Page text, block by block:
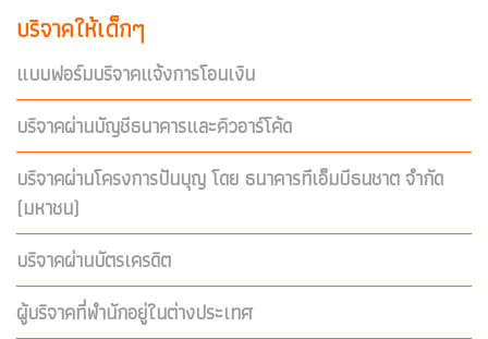
บริจาคให้เด็กๆ
แบบฟอร์มบริจาคแจ้งการโอนเงิน
บริจาคผ่านบัญชีธนาคารและคิวอาร์โค้ด
บริจาคผ่านโครงการปันบุญ โดย ธนาคารทีเอ็มบีธนชาต จำกัด
(มหาชน)
บริจาคผ่านบัตรเครดิต
ผู้บริจาคที่พำนักอยู่ในต่างประเทศ